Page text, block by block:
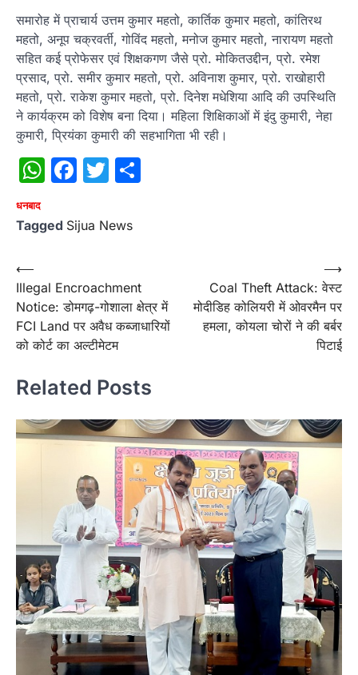
समारोह में प्राचार्य उत्तम कुमार महतो, कार्तिक कुमार महतो, कांतिरथ
महतो, अनूप चक्रवर्ती, गोविंद महतो, मनोज कुमार महतो, नारायण महतो
सहित कई प्रोफेसर एवं शिक्षकगण जैसे प्रो. मोकितउद्दीन, प्रो. रमेश
प्रसाद, प्रो. समीर कुमार महतो, प्रो. अविनाश कुमार, प्रो. राखोहारी
महतो, प्रो. राकेश कुमार महतो, प्रो. दिनेश मधेशिया आदि की उपस्थिति
ने कार्यक्रम को विशेष बना दिया। महिला शिक्षिकाओं में इंदु कुमारी, नेहा
कुमारी, प्रियंका कुमारी की सहभागिता भी रही।
WhatsApp
Facebook
Twitter
धनबाद
Tagged Sijua News
Post
navigation
⟵
Illegal Encroachment
Notice: डोमगढ़-गोशाला क्षेत्र में
FCI Land पर अवैध कब्जाधारियों
को कोर्ट का अल्टीमेटम
Coal Theft Attack: वेस्ट
मोदीडिह कोलियरी में ओवरमैन पर
हमला, कोयला चोरों ने की बर्बर
पिटाई
⟶
Related Posts